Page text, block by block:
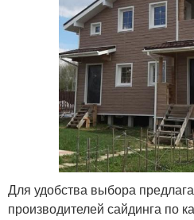
Для удобства выбора
производителей сайдинга по